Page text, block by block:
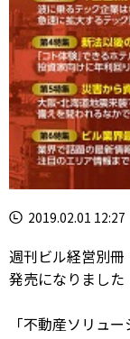
2019.02.01 12:27
週刊ビル経営別
発売になりました
「不動産ソリュ